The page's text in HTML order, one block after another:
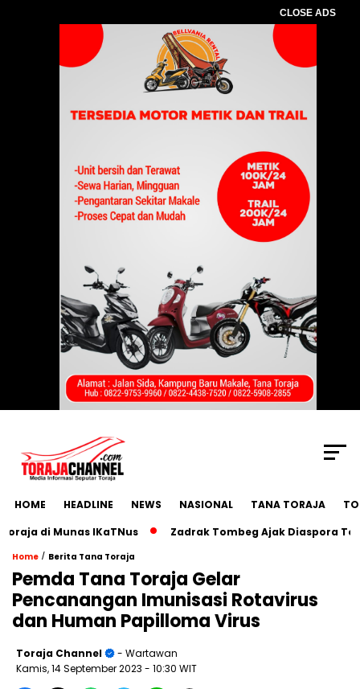
CLOSE ADS
HOME HEADLINE NEWS NASIONAL TANA TORAJA
di Munas IKaTNus
Zadrak Tombeg Ajak Diaspora Toraja
Home / Berita Tana Toraja
Pemda Tana Toraja Gelar
Pencanangan Imunisasi Rotavirus
dan Human Papilloma Virus
Toraja Channel
- Wartawan
Kamis, 14 September 2023 - 10:30 WIT